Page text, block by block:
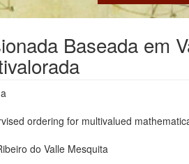
Baseada em
ordering for multivalued
do Valle Mesquita